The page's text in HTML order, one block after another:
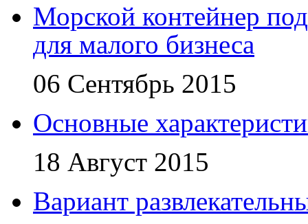
Морской контейнер
для малого бизнеса
06 Сентябрь 2015
Основные
18 Август 2015
Вариант